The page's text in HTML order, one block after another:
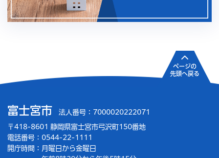
富士宮市 法人番号：7000020222071
〒418-8601 静岡県富士宮市弓沢町150番地
電話番号：0544-22-1111
開庁時間： 月曜日から金曜日
ページの
先頭へ戻る